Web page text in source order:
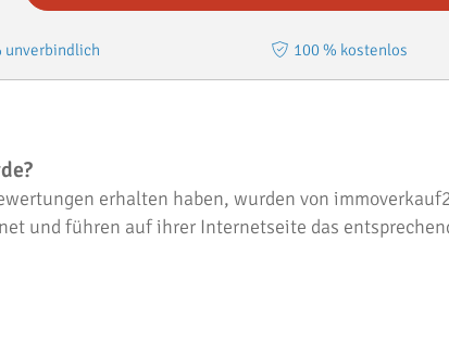
unverbindlich 100 % kostenlos
erhalten haben, wurden von
und führen auf ihrer Internetseite das